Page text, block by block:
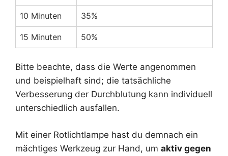
10 Minuten 35%
15 Minuten 50%
Bitte beachte, dass die Werte angenommen
und beispielhaft sind; die tatsächliche
Verbesserung der Durchblutung kann individuell
unterschiedlich ausfallen.
Mit einer Rotlichtlampe hast du demnach ein
mächtiges Werkzeug zur Hand, um aktiv gegen